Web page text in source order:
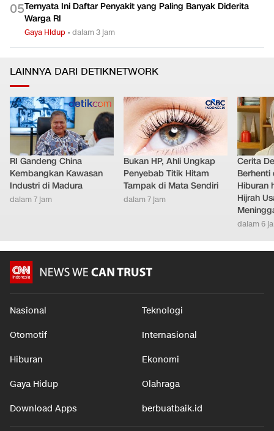
05Ternyata Ini Daftar Penyakit yang Paling Banyak Diderita
Warga RI
Gaya Hidup •dalam 3 jam
LAINNYA DARI DETIKNETWORK
RI Gandeng China
Kembangkan Kawasan
Industri di Madura
dalam 7 jam
Bukan HP, Ahli Ungkap
Penyebab Titik Hitam
Tampak di Mata Sendiri
dalam 7 jam
Cerita
Berhenti
Hiburan
Hijrah
dalam 6
Nasional Teknologi
Otomotif Internasional
Hiburan Ekonomi
Gaya Hidup Olahraga
Download Apps berbuatbaik.id